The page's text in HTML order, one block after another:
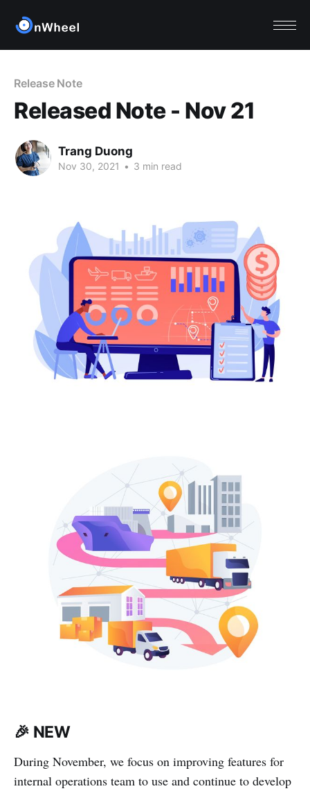
Release Note
Released Note - Nov 21
Trang Duong
Nov 30, 2021 • 3 min read
🎉 NEW
During November, we focus on improving features for
internal operations team to use and continue to develop